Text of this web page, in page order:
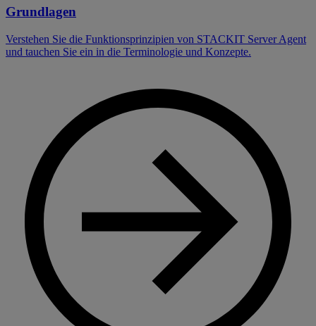
Grundlagen
Verstehen Sie die Funktionsprinzipien von STACKIT Server Agent
und tauchen Sie ein in die Terminologie und Konzepte.